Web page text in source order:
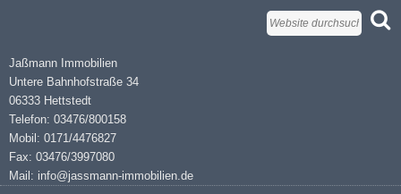
Jaßmann Immobilien
Untere Bahnhofstraße 34
06333 Hettstedt
Telefon: 03476/800158
Mobil: 0171/4476827
Fax: 03476/3997080
Mail: info@jassmann-immobilien.de